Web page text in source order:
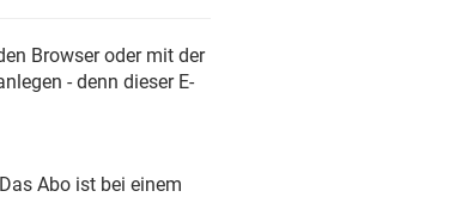
Browser oder mit der
- denn dieser E-
Abo ist bei einem